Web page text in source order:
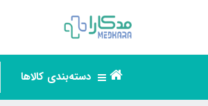
دسته‌بندی کالاها